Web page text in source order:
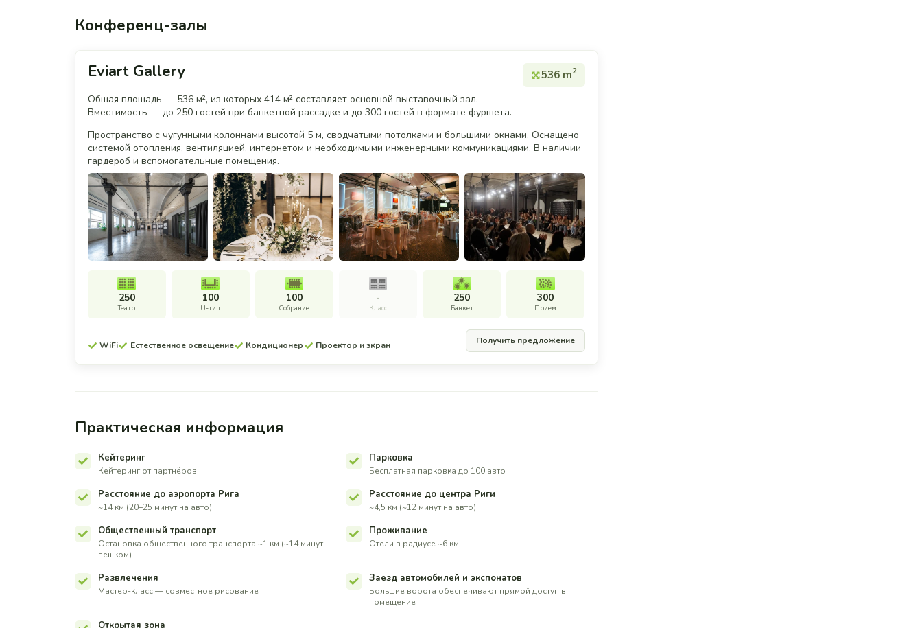
Конференц-залы
Eviart Gallery 536 m2
Общая площадь — 536 м², из которых 414 м² составляет основной выставочный зал.
Вместимость — до 250 гостей при банкетной рассадке и до 300 гостей в формате фуршета.
Пространство с чугунными колоннами высотой 5 м, сводчатыми потолками и большими окнами. Оснащено
системой отопления, вентиляцией, интернетом и необходимыми инженерными коммуникациями. В наличии
гардероб и вспомогательные помещения.
250
Театр
100
U-тип
100
Собрание
-
Класс
250
Банкет
300
Прием
WiFi Естественное освещение Кондиционер Проектор и экран Получить предложение
Практическая информация
Кейтеринг
Кейтеринг от партнёров
Парковка
Бесплатная парковка до 100 авто
Расстояние до аэропорта Рига
~14 км (20–25 минут на авто)
Расстояние до центра Риги
~4,5 км (~12 минут на авто)
Общественный транспорт
Остановка общественного транспорта ~1 км (~14 минут
пешком)
Проживание
Отели в радиусе ~6 км
Развлечения
Мастер-класс — совместное рисование
Заезд автомобилей и экспонатов
Большие ворота обеспечивают прямой доступ в
помещение
Открытая зона